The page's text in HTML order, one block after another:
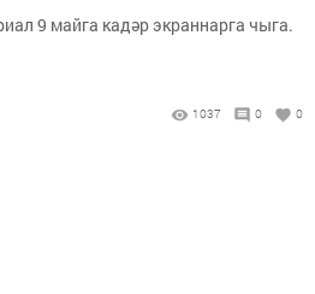
9 майга кадәр экраннарга чыга.
1037 0 0